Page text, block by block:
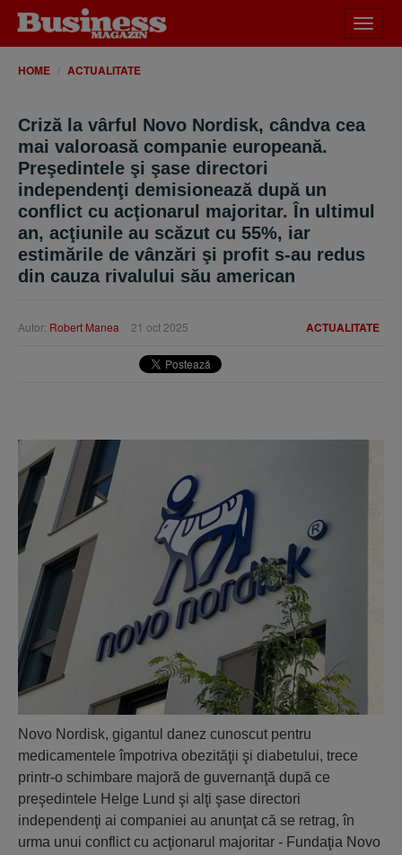
meniu
HOME ACTUALITATE
Criză la vârful Novo Nordisk, cândva cea
mai valoroasă companie europeană.
Preşedintele şi şase directori
independenţi demisionează după un
conflict cu acţionarul majoritar. În ultimul
an, acţiunile au scăzut cu 55%, iar
estimările de vânzări şi profit s-au redus
din cauza rivalului său american
ACTUALITATE
Autor: Robert Manea 21 oct 2025
Novo Nordisk, gigantul danez cunoscut pentru
medicamentele împotriva obezităţii şi diabetului, trece
printr-o schimbare majoră de guvernanţă după ce
preşedintele Helge Lund şi alţi şase directori
independenţi ai companiei au anunţat că se retrag, în
urma unui conflict cu acţionarul majoritar - Fundaţia Novo